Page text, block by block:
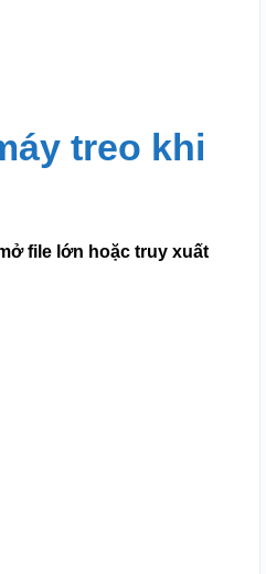
treo khi
file lớn hoặc truy xuất